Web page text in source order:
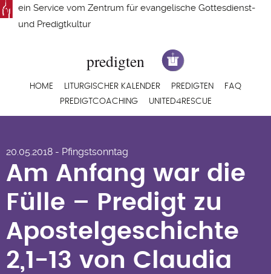
Direkt
zum
ein Service vom Zentrum für evangelische Gottesdienst-
und Predigtkultur
Hauptnavigation
HOME LITURGISCHER KALENDER PREDIGTEN
FAQ
PREDIGTCOACHING
UNITED4RESCUE
Fülle – Predigt zu
Apostelgeschichte
2,1-13 von Claudia
Jahnel
20.05.2018 - Pfingstsonntag
Am Anfang war die
Fülle – Predigt zu
Apostelgeschichte
2,1-13 von Claudia